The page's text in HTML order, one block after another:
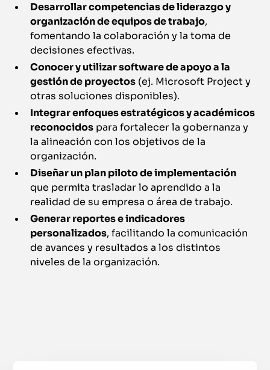
Desarrollar competencias de liderazgo y
organización de equipos de trabajo,
fomentando la colaboración y la toma de
decisiones efectivas.
Conocer y utilizar software de apoyo a la
gestión de proyectos (ej. Microsoft Project y
otras soluciones disponibles).
Integrar enfoques estratégicos y académicos
reconocidos para fortalecer la gobernanza y
la alineación con los objetivos de la
organización.
Diseñar un plan piloto de implementación
que permita trasladar lo aprendido a la
realidad de su empresa o área de trabajo.
Generar reportes e indicadores
personalizados, facilitando la comunicación
de avances y resultados a los distintos
niveles de la organización.